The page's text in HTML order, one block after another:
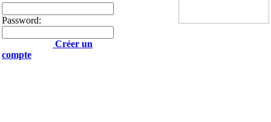
Password:
Créer un
compte